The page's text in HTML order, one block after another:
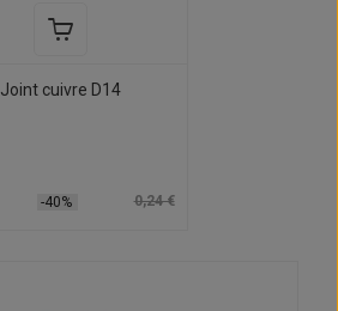
Joint cuivre D14
-40% 0,24 €